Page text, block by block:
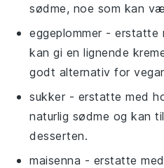
sødme, noe som kan
eggeplommer - erstatte
kan gi en lignende
godt alternativ for
sukker - erstatte med
naturlig sødme og kan
desserten.
maisenna - erstatte